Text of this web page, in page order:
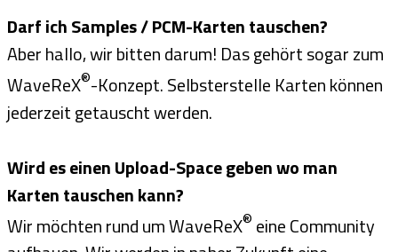
Darf ich Samples / PCM-Karten tauschen?
Aber hallo, wir bitten darum! Das gehört sogar zum
WaveReX®-Konzept. Selbsterstelle Karten können
jederzeit getauscht werden.
Wird es einen Upload-Space geben wo man
Karten tauschen kann?
Wir möchten rund um WaveReX® eine Community